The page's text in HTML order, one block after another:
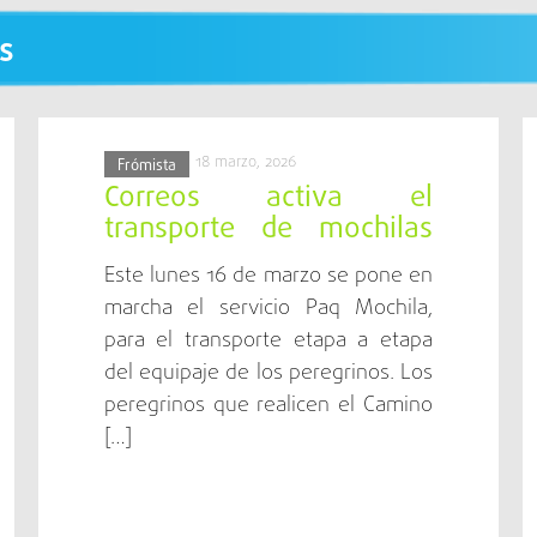
la arquitectura rural de Tierra de Campos: viviendas
de vida ligado al campo.
eminentemente agrícola. Las riberas ofrecen un
al amanecer y al atardecer.
uno de los ejes fundamentales del municipio.
de los Condes.
Frómista 18 marzo, 2026
Correos activa el
transporte de mochilas
en el Camino Francés a
su paso por Aragón y
Palencia
Este lunes 16 de marzo se pone en
marcha el servicio Paq Mochila,
para el transporte etapa a etapa
del equipaje de los peregrinos. Los
peregrinos que realicen el Camino
[…]